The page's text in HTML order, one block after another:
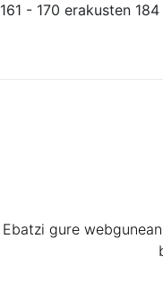
161 - 170 erakusten
Ebatzi gure